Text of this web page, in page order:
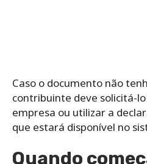
Caso o documento não
contribuinte deve solicitá-
empresa ou utilizar a
que estará disponível no
Quando